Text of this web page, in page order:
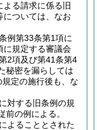
よる請求に係る旧
については、なお
例第33条第1項に
に規定する審議会
2項及び第41条第4
秘密を漏らしては
規定の施行後も、な
対する旧条例の規
の例による。
よることとされた